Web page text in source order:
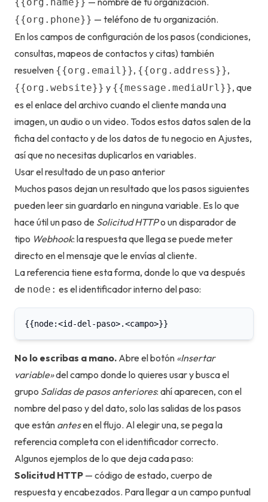
{{org.phone}} — teléfono de tu organización.
En los campos de configuración de los pasos (condiciones,
consultas, mapeos de contactos y citas) también
resuelven {{org.email}}, {{org.address}},
{{org.website}} y {{message.mediaUrl}}, que
es el enlace del archivo cuando el cliente manda una
imagen, un audio o un video. Todos estos datos salen de la
ficha del contacto y de los datos de tu negocio en Ajustes,
así que no necesitas duplicarlos en variables.
Usar el resultado de un paso anterior
Muchos pasos dejan un resultado que los pasos siguientes
pueden leer sin guardarlo en ninguna variable. Es lo que
hace útil un paso de Solicitud HTTPo un disparador de
tipo Webhook: la respuesta que llega se puede meter
directo en el mensaje que le envías al cliente.
La referencia tiene esta forma, donde lo que va después
de node: es el identificador interno del paso:
{{node:<id-del-paso>.<campo>}}
No lo escribas a mano. Abre el botón «Insertar
variable»del campo donde lo quieres usar y busca el
grupo Salidas de pasos anteriores: ahí aparecen, con el
nombre del paso y del dato, solo las salidas de los pasos
que están antesen el flujo. Al elegir una, se pega la
referencia completa con el identificador correcto.
Algunos ejemplos de lo que deja cada paso:
Solicitud HTTP — código de estado, cuerpo de
respuesta y encabezados. Para llegar a un campo puntual